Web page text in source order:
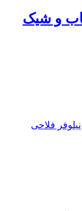
و شیک
نیلوفر فلاحی